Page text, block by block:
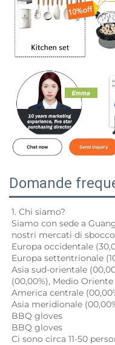
Domande
1. Chi siamo?
Siamo con sede a
nostri mercati di
Europa occidentale
Europa settentrionale
Asia sud-orientale
(00,00%), Medio
America centrale
Asia meridionale
BBQ gloves
BBQ gloves
Ci sono circa 11-50